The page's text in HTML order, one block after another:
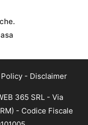
- Disclaimer
365 SRL - Via
- Codice Fiscale